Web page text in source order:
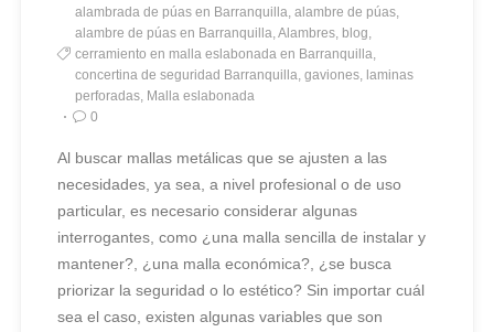
alambrada de púas en Barranquilla, alambre de púas,
alambre de púas en Barranquilla, Alambres, blog,
cerramiento en malla eslabonada en Barranquilla,
concertina de seguridad Barranquilla, gaviones, laminas
perforadas, Malla eslabonada
0
Al buscar mallas metálicas que se ajusten a las
necesidades, ya sea, a nivel profesional o de uso
particular, es necesario considerar algunas
interrogantes, como ¿una malla sencilla de instalar y
mantener?, ¿una malla económica?, ¿se busca
priorizar la seguridad o lo estético? Sin importar cuál
sea el caso, existen algunas variables que son